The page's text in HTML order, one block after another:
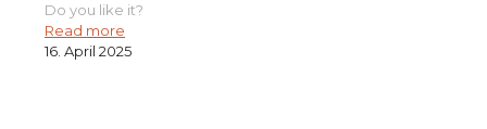
Do you like it?
Read more
16. April 2025